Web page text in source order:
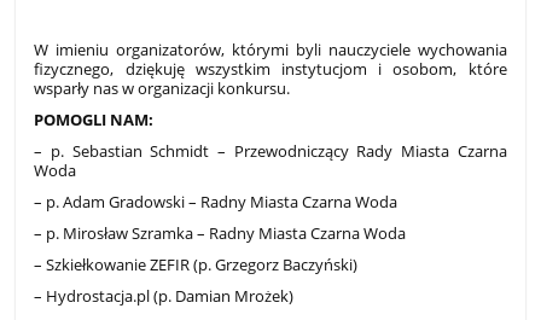
W imieniu organizatorów, którymi byli nauczyciele wychowania
fizycznego, dziękuję wszystkim instytucjom i osobom, które
wsparły nas w organizacji konkursu.
POMOGLI NAM:
– p. Sebastian Schmidt – Przewodniczący Rady Miasta Czarna
Woda
– p. Adam Gradowski – Radny Miasta Czarna Woda
– p. Mirosław Szramka – Radny Miasta Czarna Woda
– Szkiełkowanie ZEFIR (p. Grzegorz Baczyński)
– Hydrostacja.pl (p. Damian Mrożek)